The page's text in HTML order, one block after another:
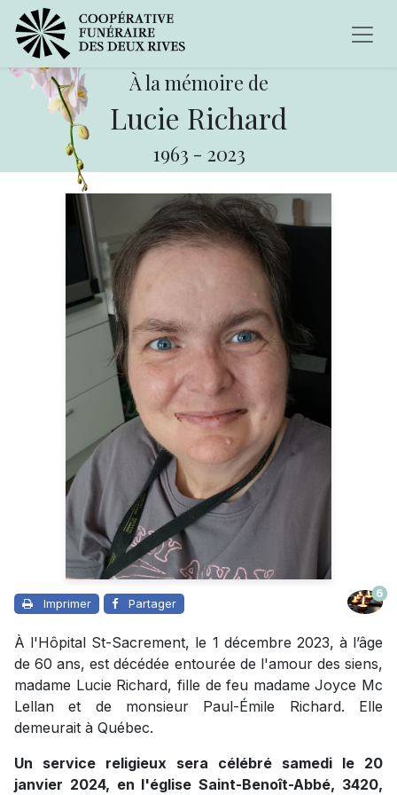
À la mémoire de
Lucie Richard
1963 - 2023
Imprimer Partager
6
À l'Hôpital St-Sacrement, le 1 décembre 2023, à l’âge
de 60 ans, est décédée entourée de l'amour des siens,
madame Lucie Richard, fille de feu madame Joyce Mc
Lellan et de monsieur Paul-Émile Richard. Elle
demeurait à Québec.
Un service religieux sera célébré samedi le 20
janvier 2024, en l'église Saint-Benoît-Abbé, 3420,